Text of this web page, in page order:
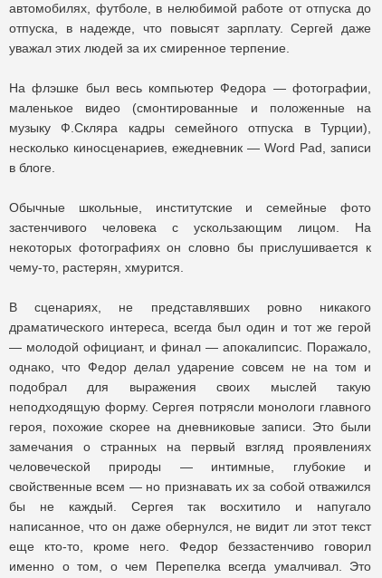
автомобилях, футболе, в нелюбимой работе от отпуска до
отпуска, в надежде, что повысят зарплату. Сергей даже
уважал этих людей за их смиренное терпение.
На флэшке был весь компьютер Федора — фотографии,
маленькое видео (смонтированные и положенные на
музыку Ф.Скляра кадры семейного отпуска в Турции),
несколько киносценариев, ежедневник — Word Pad, записи
в блоге.
Обычные школьные, институтские и семейные фото
застенчивого человека с ускользающим лицом. На
некоторых фотографиях он словно бы прислушивается к
чему-то, растерян, хмурится.
В сценариях, не представлявших ровно никакого
драматического интереса, всегда был один и тот же герой
— молодой официант, и финал — апокалипсис. Поражало,
однако, что Федор делал ударение совсем не на том и
подобрал для выражения своих мыслей такую
неподходящую форму. Сергея потрясли монологи главного
героя, похожие скорее на дневниковые записи. Это были
замечания о странных на первый взгляд проявлениях
человеческой природы — интимные, глубокие и
свойственные всем — но признавать их за собой отважился
бы не каждый. Сергея так восхитило и напугало
написанное, что он даже обернулся, не видит ли этот текст
еще кто-то, кроме него. Федор беззастенчиво говорил
именно о том, о чем Перепелка всегда умалчивал. Это